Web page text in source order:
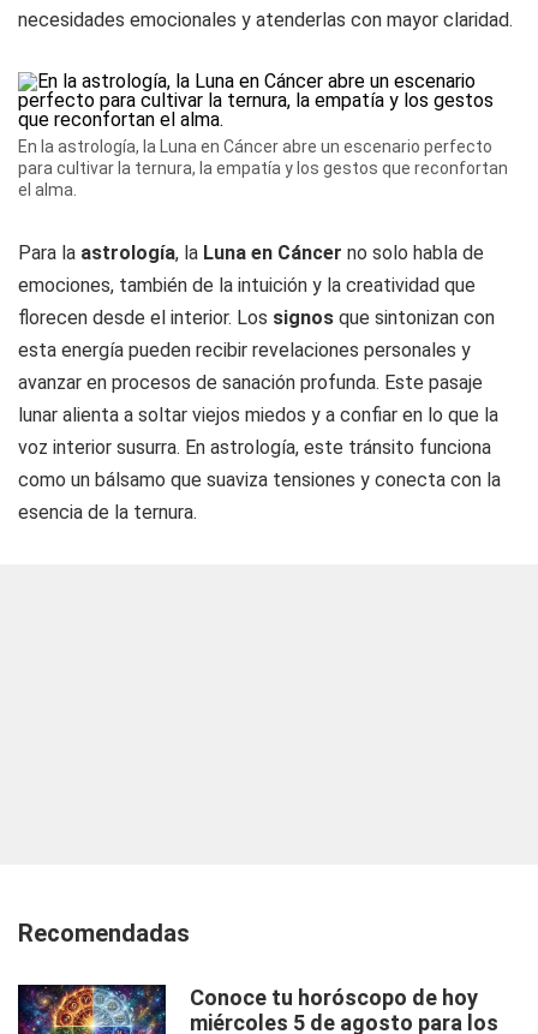
necesidades emocionales y atenderlas con mayor claridad.
En la astrología, la Luna en Cáncer abre un escenario perfecto
para cultivar la ternura, la empatía y los gestos que reconfortan
el alma.
Para la astrología, la Luna en Cáncer no solo habla de
emociones, también de la intuición y la creatividad que
florecen desde el interior. Los signos que sintonizan con
esta energía pueden recibir revelaciones personales y
avanzar en procesos de sanación profunda. Este pasaje
lunar alienta a soltar viejos miedos y a confiar en lo que la
voz interior susurra. En astrología, este tránsito funciona
como un bálsamo que suaviza tensiones y conecta con la
esencia de la ternura.
Recomendadas
Conoce tu horóscopo de hoy
miércoles 5 de agosto para los